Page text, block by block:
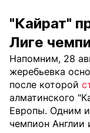
"Кайрат"
Лиге
Напомним, 28
жеребьевка
после которой
алматинского
Европы. Одним
чемпион Англии